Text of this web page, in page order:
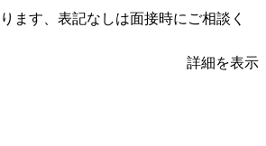
ます、表記なしは面接時にご相談く
詳細を表示